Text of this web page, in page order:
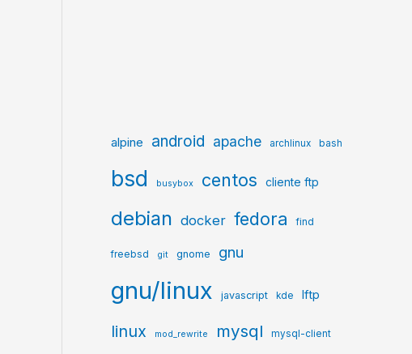
alpine android apache archlinux bash
bsd busybox centos cliente ftp
debian docker fedora find
freebsd git gnome gnu
gnu/linux javascript kde lftp
linux mod_rewrite mysql mysql-client